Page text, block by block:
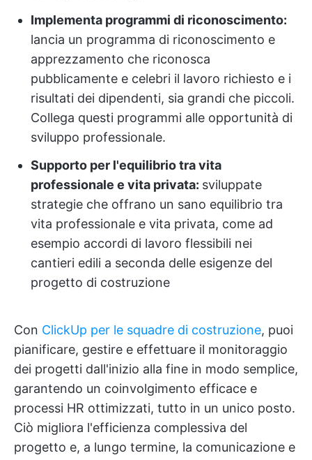
Implementa programmi di riconoscimento:
lancia un programma di riconoscimento e
apprezzamento che riconosca
pubblicamente e celebri il lavoro richiesto e i
risultati dei dipendenti, sia grandi che piccoli.
Collega questi programmi alle opportunità di
sviluppo professionale.
Supporto per l'equilibrio tra vita
professionale e vita privata: sviluppate
strategie che offrano un sano equilibrio tra
vita professionale e vita privata, come ad
esempio accordi di lavoro flessibili nei
cantieri edili a seconda delle esigenze del
progetto di costruzione
Con ClickUp per le squadre di costruzione, puoi
pianificare, gestire e effettuare il monitoraggio
dei progetti dall'inizio alla fine in modo semplice,
garantendo un coinvolgimento efficace e
processi HR ottimizzati, tutto in un unico posto.
Ciò migliora l'efficienza complessiva del
progetto e, a lungo termine, la comunicazione e